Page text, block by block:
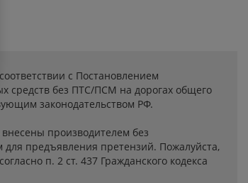
с Постановлением
средств без ПТС/ПСМ на дорогах общего
законодательством РФ.
производителем без
предъявления претензий. Пожалуйста,
п. 2 ст. 437 Гражданского кодекса